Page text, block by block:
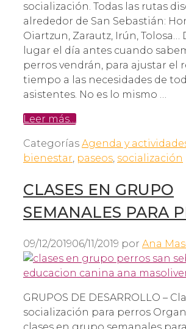
socialización. Todas las rutas
alrededor de San Sebastián:
Oiartzun, Zarautz, Irún, Tolosa…
lugar el día antes cuando
perros vendrán, para ajustar el
tiempo a las necesidades de
asistentes. No es lo mismo …
Leer más…
Categorías Agenda y
bienestar, paseos, socialización
CLASES EN GRUPO
SEMANALES PARA
09/12/201906/11/2019 por Ana
GRUPOS DE DESARROLLO –
socialización para perros